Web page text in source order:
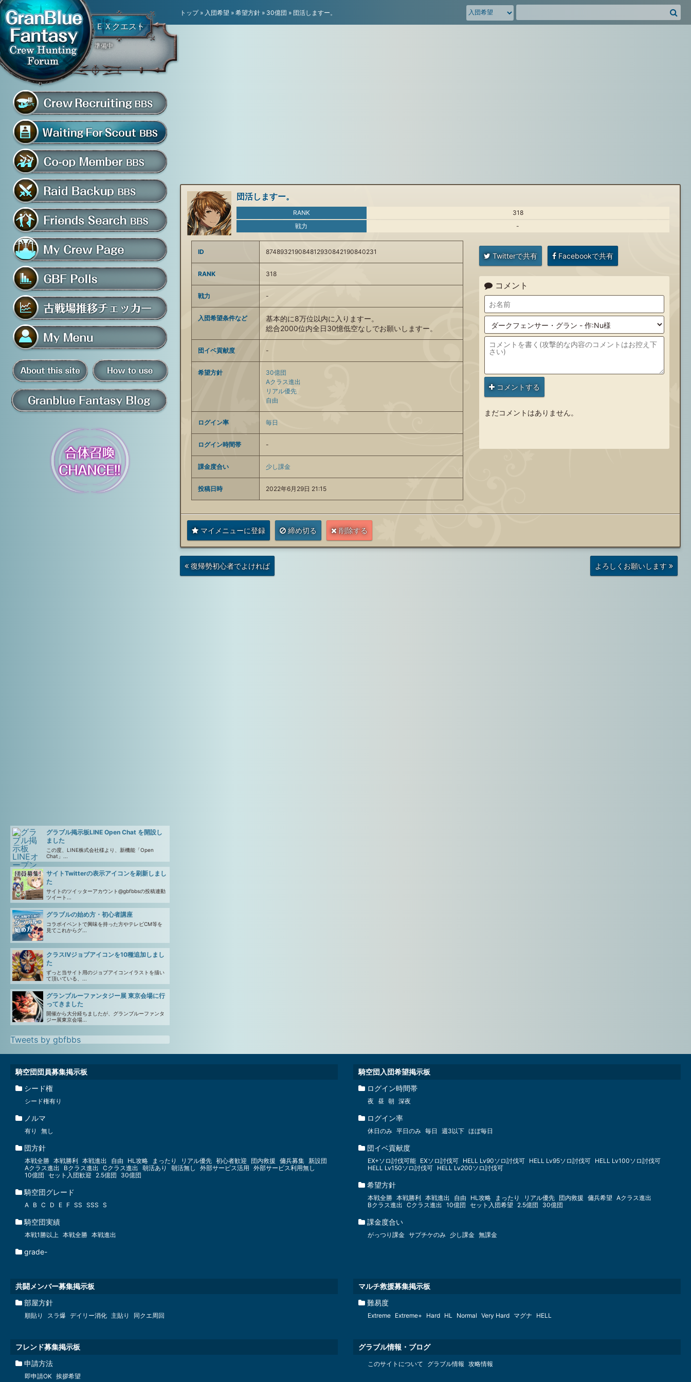
グラブル騎空団募集掲示
騎
空
団
騎空団員募集掲示板
騎空団入団希望掲示板
共闘部屋・メンバー掲示板
マルチバトル救援募集掲示板
フレンド募集掲示板
マイ騎空団ページ
グラブルアンケート
古戦場推移チェッカー
マイメニュー
騎空団員募集掲示板 掲示板の使い方
グラブル掲示板LINE Open Chat を開設し
ました
この度、LINE株式会社様より、新機能「Open
Chat」...
サイトTwitterの表示アイコンを刷新しまし
た
サイトのツイッターアカウント@gbfbbsの投稿連動
ツイート...
グラブルの始め方・初心者講座
コラボイベントで興味を持った方やテレビCM等を
見てこれからグ...
クラスⅣジョブアイコンを10種追加しまし
た
ずっと当サイト用のジョブアイコンイラストを描い
て頂いている、...
グランブルーファンタジー展 東京会場に行
ってきました
開催から大分経ちましたが、グランブルーファンタ
ジー展東京会場...
ＥＸクエスト
準備中
Tweets by gbfbbs
トップ» 入団希望 » 希望方針 » 30億団 » 団活しますー。
団活しますー。
RANK
318
戦力
-
ID 874893219084812930842190840231
RANK 318
戦力 -
入団希望条件など
基本的に8万位以内に入りますー。
総合2000位内全日30憶低空なしでお願いしますー。
団イベ貢献度 -
希望方針
30億団
Aクラス進出
リアル優先
自由
ログイン率 毎日
ログイン時間帯 -
課金度合い 少し課金
投稿日時 2022年6月29日 21:15
Twitterで共有 Facebookで共有
コメント
コメントする
まだコメントはありません。
マイメニューに登録 締め切る 削除する
次
の
投
復帰勢初心者でよければ
前
の
投
よろしくお願いします
騎空団団員募集掲示板
シード権
シード権有り
ノルマ
有り 無し
団方針
本戦全勝 本戦勝利 本戦進出 自由 HL攻略 まったり リアル優先 初心者歓迎 団内救援 傭兵募集 新設団
Aクラス進出
Bクラス進出 Cクラス進出 朝活あり 朝活無し 外部サービス活用 外部サービス利用無し
10億団 セット入団歓迎 2.5億団 30億団
騎空団グレード
A B C D E F SS SSS S
騎空団実績
本戦1勝以上 本戦全勝 本戦進出
grade-
騎空団入団希望掲示板
ログイン時間帯
夜 昼 朝 深夜
ログイン率
休日のみ 平日のみ 毎日 週3以下 ほぼ毎日
団イベ貢献度
EX+ソロ討伐可能 EXソロ討伐可 HELL Lv90ソロ討伐可 HELL Lv95ソロ討伐可 HELL Lv100ソロ討伐可
HELL Lv150ソロ討伐可 HELL Lv200ソロ討伐可
希望方針
本戦全勝 本戦勝利 本戦進出 自由 HL攻略 まったり リアル優先 団内救援 傭兵希望 Aクラス進出
Bクラス進出 Cクラス進出 10億団 セット入団希望 2.5億団 30億団
課金度合い
がっつり課金 サプチケのみ 少し課金 無課金
共闘メンバー募集掲示板
部屋方針
順貼り スラ爆 デイリー消化 主貼り 同クエ周回
マルチ救援募集掲示板
難易度
Extreme Extreme+ Hard HL Normal Very Hard マグナ HELL
フレンド募集掲示板
申請方法
即申請OK 挨拶希望
グラブル情報・ブログ
このサイトについて グラブル情報 攻略情報